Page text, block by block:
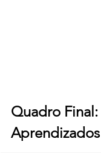
Quadro Final: